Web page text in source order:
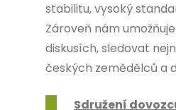
stabilitu, vysoký
Zároveň nám
diskusích, sledovat
českých zemědělců a
Sdružení